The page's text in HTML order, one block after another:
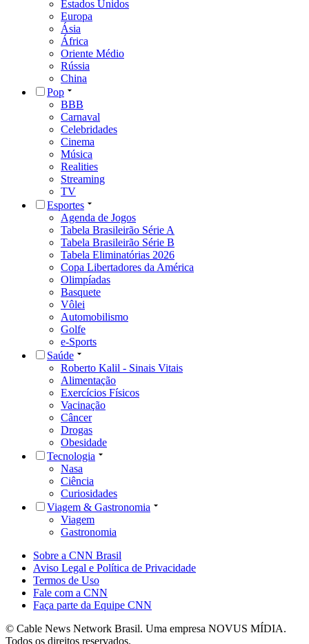
Estados Unidos
Europa
Ásia
África
Oriente Médio
Rússia
China
Pop
BBB
Carnaval
Celebridades
Cinema
Música
Realities
Streaming
TV
Esportes
Agenda de Jogos
Tabela Brasileirão Série A
Tabela Brasileirão Série B
Tabela Eliminatórias 2026
Copa Libertadores da América
Olimpíadas
Basquete
Vôlei
Automobilismo
Golfe
e-Sports
Saúde
Roberto Kalil - Sinais Vitais
Alimentação
Exercícios Físicos
Vacinação
Câncer
Drogas
Obesidade
Tecnologia
Nasa
Ciência
Curiosidades
Viagem & Gastronomia
Viagem
Gastronomia
Sobre a CNN Brasil
Aviso Legal e Política de Privacidade
Termos de Uso
Fale com a CNN
Faça parte da Equipe CNN
© Cable News Network Brasil. Uma empresa NOVUS MÍDIA.
Todos os direitos reservados.